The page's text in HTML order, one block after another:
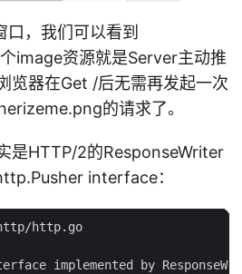
口，我们可以看到
image资源就是Server主动推
览器在Get /后无需再发起一次
的请求了。
是HTTP/2的ResponseWriter
interface：
http/http.go
implemented by